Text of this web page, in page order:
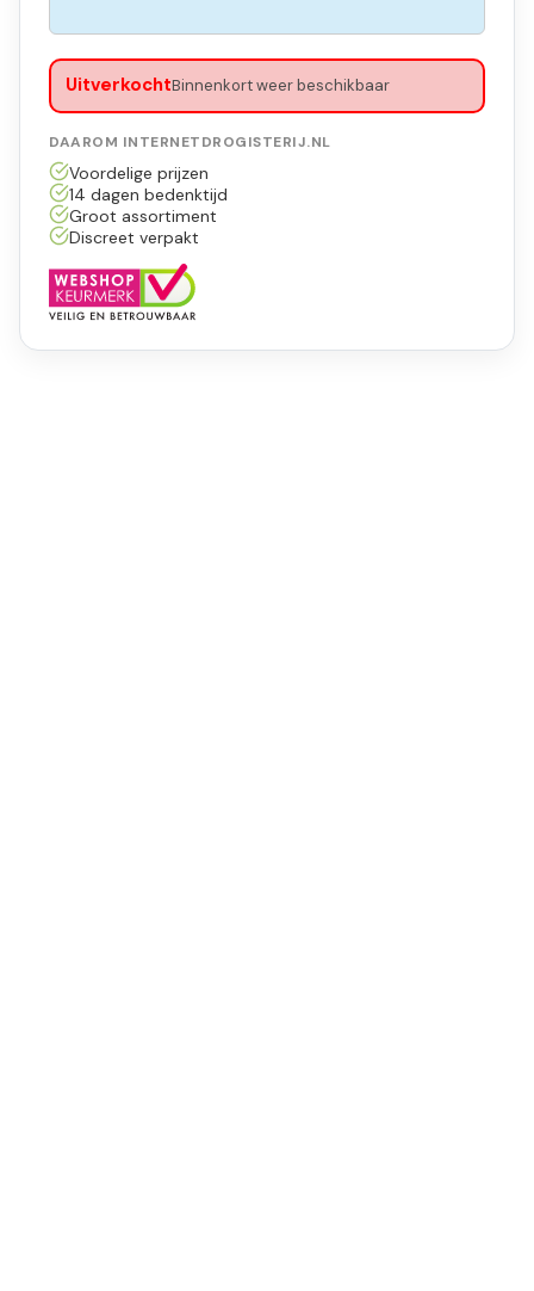
UitverkochtBinnenkort weer beschikbaar
DAAROM INTERNETDROGISTERIJ.NL
Voordelige prijzen
14 dagen bedenktijd
Groot assortiment
Discreet verpakt